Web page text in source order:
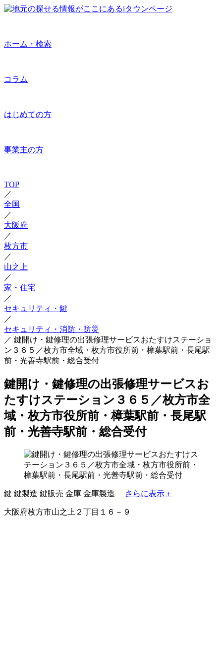
ホーム・検索
コラム
はじめての方
事業主の方
TOP
／
全国
／
大阪府
／
枚方市
／
山之上
／
家・住宅
／
セキュリティ・鍵
／
セキュリティ・消防・防災
／ 鍵開け・鍵修理の出張修理サービスおたすけステーショ
ン３６５／枚方市全域・枚方市役所前・樟葉駅前・長尾駅
前・光善寺駅前・総合受付
鍵開け・鍵修理の出張修理サービスお
たすけステーション３６５／枚方市全
域・枚方市役所前・樟葉駅前・長尾駅
前・光善寺駅前・総合受付
鍵 鍵製造 鍵販売 金庫 金庫製造 さらに表示＋
大阪府枚方市山之上２丁目１６－９